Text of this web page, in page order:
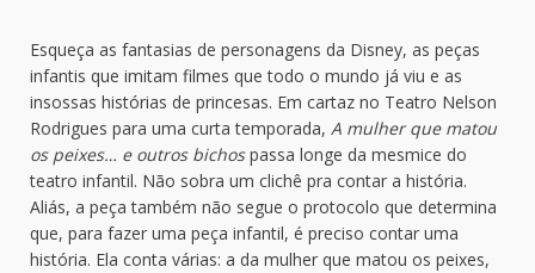
Esqueça as fantasias de personagens da Disney, as peças
infantis que imitam filmes que todo o mundo já viu e as
insossas histórias de princesas. Em cartaz no Teatro Nelson
Rodrigues para uma curta temporada, A mulher que matou
os peixes… e outros bichospassa longe da mesmice do
teatro infantil. Não sobra um clichê pra contar a história.
Aliás, a peça também não segue o protocolo que determina
que, para fazer uma peça infantil, é preciso contar uma
história. Ela conta várias: a da mulher que matou os peixes,